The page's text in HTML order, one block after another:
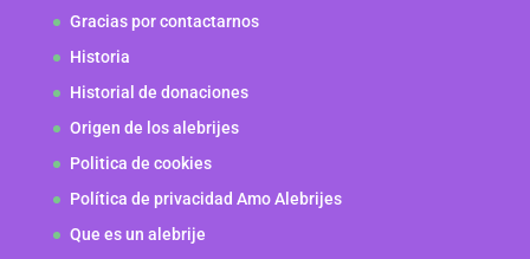
Gracias por contactarnos
Historia
Historial de donaciones
Origen de los alebrijes
Politica de cookies
Política de privacidad Amo Alebrijes
Que es un alebrije